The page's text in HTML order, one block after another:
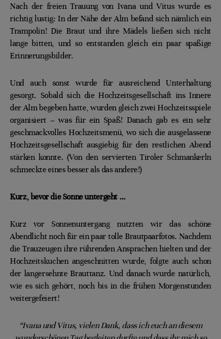
Nach der freien Trauung von Ivana und Vitus wurde es
richtig lustig: In der Nähe der Alm befand sich nämlich ein
Trampolin! Die Braut und ihre Mädels ließen sich nicht
lange bitten, und so entstanden gleich ein paar spaßige
Erinnerungsbilder.
Und auch sonst wurde für ausreichend Unterhaltung
gesorgt. Sobald sich die Hochzeitsgesellschaft ins Innere
der Alm begeben hatte, wurden gleich zwei Hochzeitsspiele
organisiert – was für ein Spaß! Danach gab es ein sehr
geschmackvolles Hochzeitsmenü, wo sich die ausgelassene
Hochzeitsgesellschaft ausgiebig für den restlichen Abend
stärken konnte. (Von den servierten Tiroler Schmankerln
schmeckte eines besser als das andere!)
Kurz, bevor die Sonne untergeht …
Kurz vor Sonnenuntergang nutzten wir das schöne
Abendlicht noch für ein paar tolle Brautpaarfotos. Nachdem
die Trauzeugen ihre rührenden Ansprachen hielten und der
Hochzeitskuchen angeschnitten wurde, folgte auch schon
der langersehnte Brauttanz. Und danach wurde natürlich,
wie es sich gehört, noch bis in die frühen Morgenstunden
weitergefeiert!
“Ivana und Vitus, vielen Dank, dass ich euch an diesem